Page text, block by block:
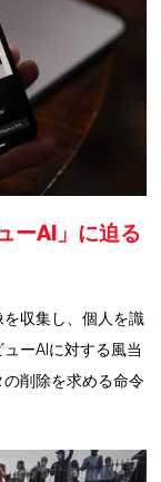
ーAI」に迫る
収集し、個人を識
ーAIに対する風当
削除を求める命令